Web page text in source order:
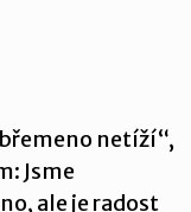
netíží“,
Jsme
ale je radost